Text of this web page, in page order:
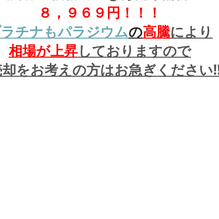
８，９６９円！！！
チナもパラジウムの高騰により
相場が上昇しておりますので
をお考えの方はお急ぎください